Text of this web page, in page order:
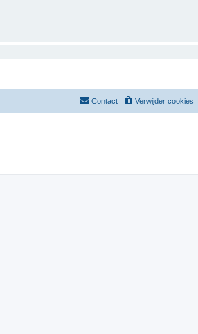
Verwijder cookies
Contact